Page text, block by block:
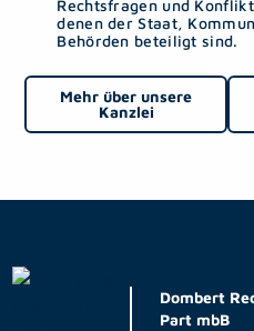
Rechtsfragen und
denen der Staat,
Behörden beteiligt sind.
Mehr über unsere
Kanzlei
Dombert
Part mbB